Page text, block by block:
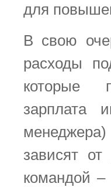
для
В свою
расходы
которые
зарплата
зависят
командой –